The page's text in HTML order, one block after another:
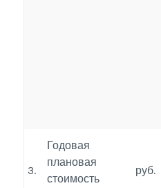
3.
Годовая
плановая
стоимость
руб.